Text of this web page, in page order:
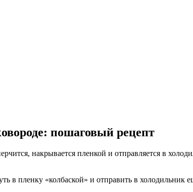
пошаговый рецепт
накрывается пленкой и отправляется в
в пленку «колбаской» и отправить в холодильник